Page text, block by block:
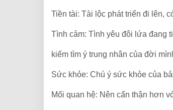
Tiền tài: Tài lộc phát triển đi lên,
Tình cảm: Tình yêu đôi lứa đang
kiếm tìm ý trung nhân của đời
Sức khỏe: Chú ý sức khỏe của
Mối quan hệ: Nên cẩn thận hơn